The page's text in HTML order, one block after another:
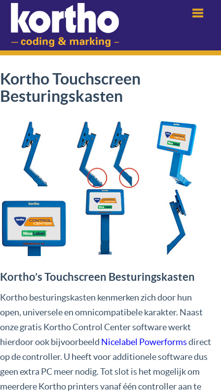
Kortho Touchscreen
Besturingskasten
Kortho’s Touchscreen Besturingskasten
Kortho besturingskasten kenmerken zich door hun
open, universele en omnicompatibele karakter. Naast
onze gratis Kortho Control Center software werkt
hierdoor ook bijvoorbeeld Nicelabel Powerformsdirect
op de controller. U heeft voor additionele software dus
geen extra PC meer nodig. Tot slot is het mogelijk om
meerdere Kortho printers vanaf één controller aan te